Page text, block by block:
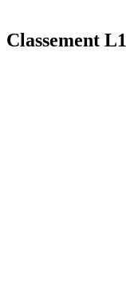
Classement L1